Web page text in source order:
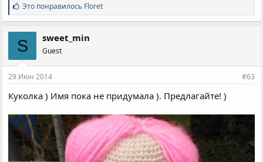
С
и
м
п
а
т
и
:
Это понравилось Floret
S sweet_min
Guest
29 Июн 2014 #63
Куколка ) Имя пока не придумала ). Предлагайте! )